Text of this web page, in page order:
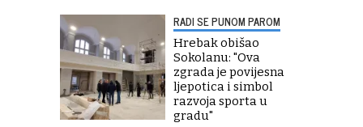
RADI SE PUNOM PAROM
Hrebak obišao
Sokolanu: "Ova
zgrada je povijesna
ljepotica i simbol
razvoja sporta u
gradu"